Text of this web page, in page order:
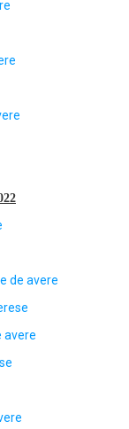
de avere
avere